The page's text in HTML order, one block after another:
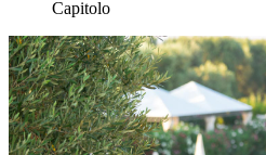
Capitolo